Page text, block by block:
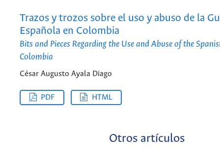
Trazos y trozos sobre el uso y abuso de la
Española en Colombia
Bits and Pieces Regarding the Use and Abuse of the
Colombia
César Augusto Ayala Diago
PDF HTML
Otros artículos